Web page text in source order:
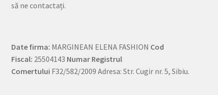
să ne contactați.
Date firma: MARGINEAN ELENA FASHION Cod
Fiscal: 25504143 Numar Registrul
Comertului F32/582/2009 Adresa: Str. Cugir nr. 5, Sibiu.